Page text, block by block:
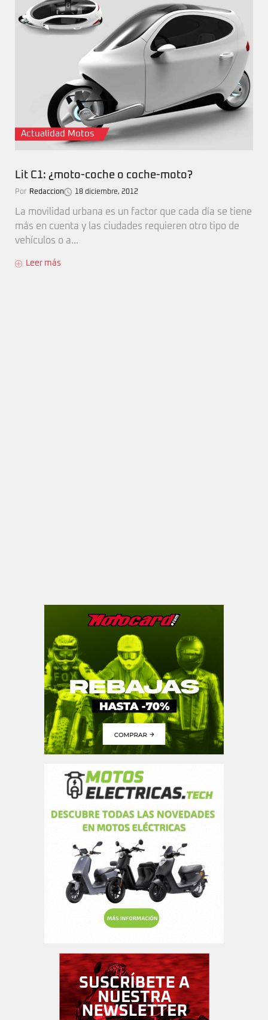
Actualidad Motos
Lit C1: ¿moto-coche o coche-moto?
Por Redaccion 18 diciembre, 2012
La movilidad urbana es un factor que cada día se tiene
más en cuenta y las ciudades requieren otro tipo de
vehículos o a...
Leer más